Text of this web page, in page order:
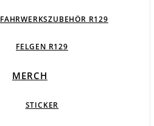
FAHRWERKSZUBEHÖR R129
FELGEN R129
MERCH
STICKER